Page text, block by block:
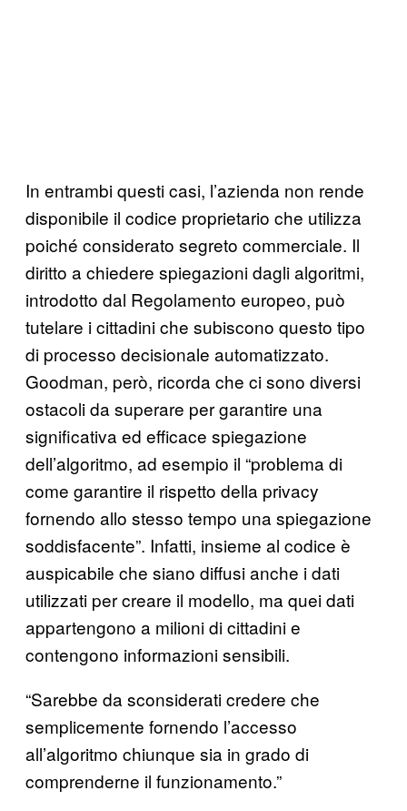
In entrambi questi casi, l’azienda non rende
disponibile il codice proprietario che utilizza
poiché considerato segreto commerciale. Il
diritto a chiedere spiegazioni dagli algoritmi,
introdotto dal Regolamento europeo, può
tutelare i cittadini che subiscono questo tipo
di processo decisionale automatizzato.
Goodman, però, ricorda che ci sono diversi
ostacoli da superare per garantire una
significativa ed efficace spiegazione
dell’algoritmo, ad esempio il “problema di
come garantire il rispetto della privacy
fornendo allo stesso tempo una spiegazione
soddisfacente”. Infatti, insieme al codice è
auspicabile che siano diffusi anche i dati
utilizzati per creare il modello, ma quei dati
appartengono a milioni di cittadini e
contengono informazioni sensibili.
“Sarebbe da sconsiderati credere che
semplicemente fornendo l’accesso
all’algoritmo chiunque sia in grado di
comprenderne il funzionamento.”